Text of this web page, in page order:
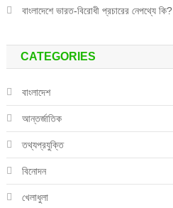
বাংলাদেশে ভারত-বিরোধী প্রচারের নেপথ্যে কি?
CATEGORIES
বাংলাদেশ
আন্তর্জাতিক
তথ্যপ্রযুক্তি
বিনোদন
খেলাধুলা